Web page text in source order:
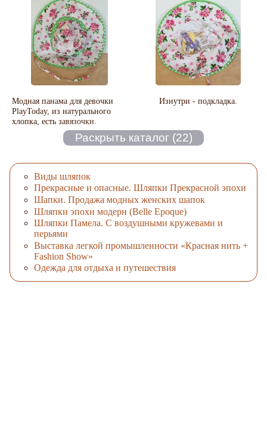
Модная панама для девочки
PlayToday, из натурального
хлопка, есть завязочки.
Изнутри - подкладка.
Виды шляпок
Прекрасные и опасные. Шляпки Прекрасной эпохи
Шапки. Продажа модных женских шапок
Шляпки эпохи модерн (Belle Epoque)
Шляпки Памела. С воздушными кружевами и
перьями
Выставка легкой промышленности «Красная нить +
Fashion Show»
Одежда для отдыха и путешествия